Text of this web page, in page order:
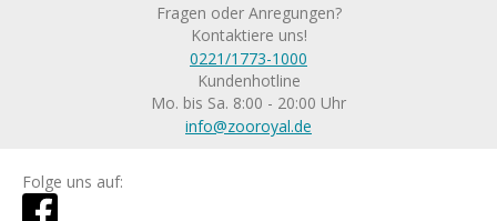
Fragen oder Anregungen?
Kontaktiere uns!
0221/1773-1000
Kundenhotline
Mo. bis Sa. 8:00 - 20:00 Uhr
info@zooroyal.de
Folge uns auf: